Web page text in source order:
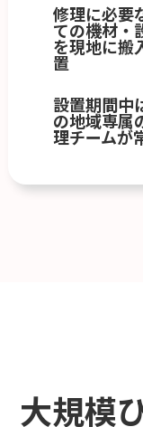
修理に必要
ての機材・
を現地に搬
置
設置期間中
の地域専属
理チームが
大規模